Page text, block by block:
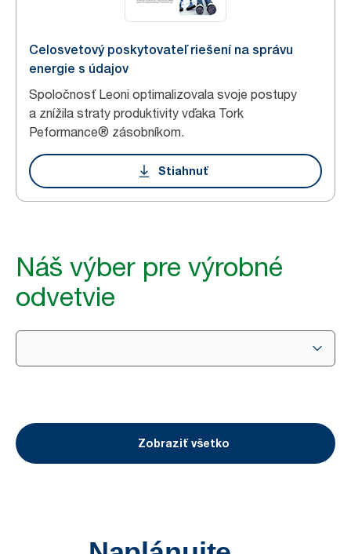
Celosvetový poskytovateľ riešení na správu
energie s údajov
Spoločnosť Leoni optimalizovala svoje postupy
a znížila straty produktivity vďaka Tork
Peformance® zásobníkom.
Stiahnuť
Náš výber pre výrobné
odvetvie
Zobraziť všetko